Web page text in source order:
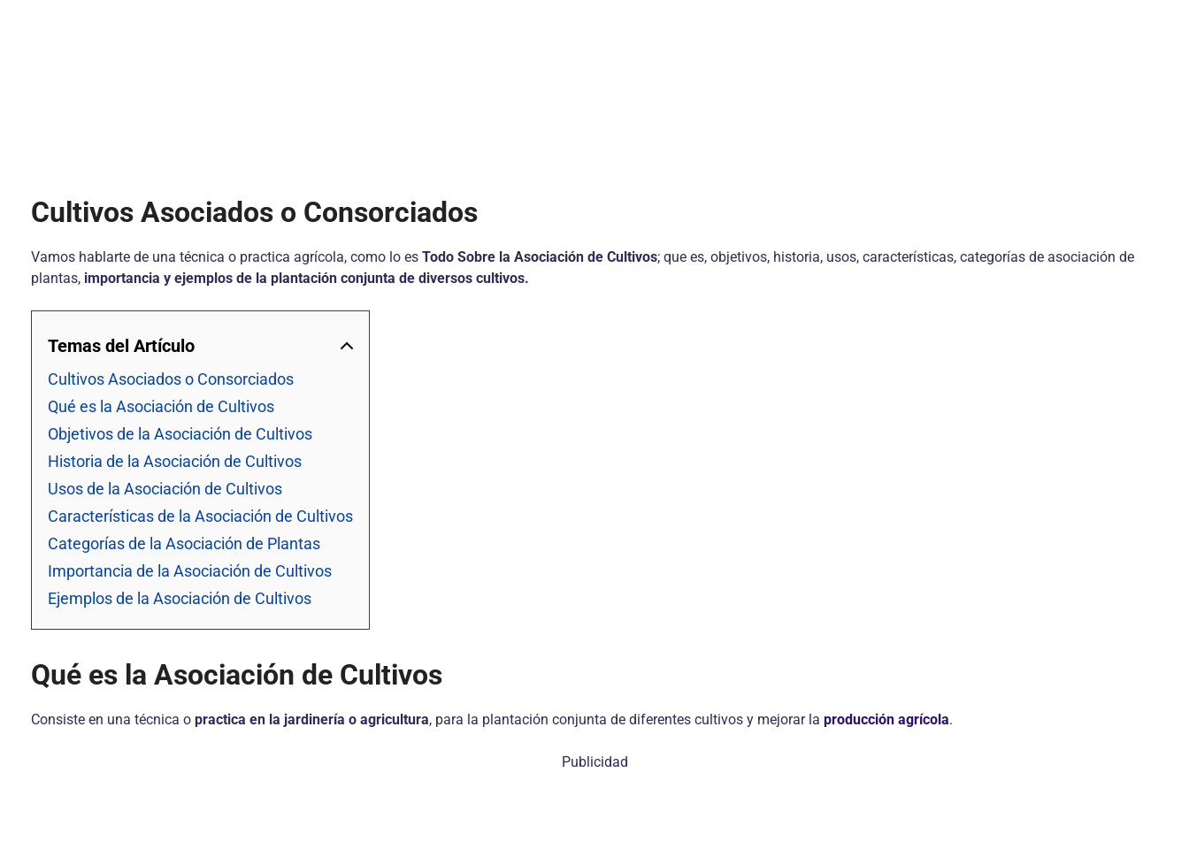
Cultivos Asociados o Consorciados
Vamos hablarte de una técnica o practica agrícola, como lo es Todo Sobre la Asociación de Cultivos; que es, objetivos, historia, usos, características, categorías de asociación de
plantas, importancia y ejemplos de la plantación conjunta de diversos cultivos.
Temas del Artículo
Cultivos Asociados o Consorciados
Qué es la Asociación de Cultivos
Objetivos de la Asociación de Cultivos
Historia de la Asociación de Cultivos
Usos de la Asociación de Cultivos
Características de la Asociación de Cultivos
Categorías de la Asociación de Plantas
Importancia de la Asociación de Cultivos
Ejemplos de la Asociación de Cultivos
Qué es la Asociación de Cultivos
Consiste en una técnica o practica en la jardinería o agricultura, para la plantación conjunta de diferentes cultivos y mejorar la producción agrícola.
Publicidad